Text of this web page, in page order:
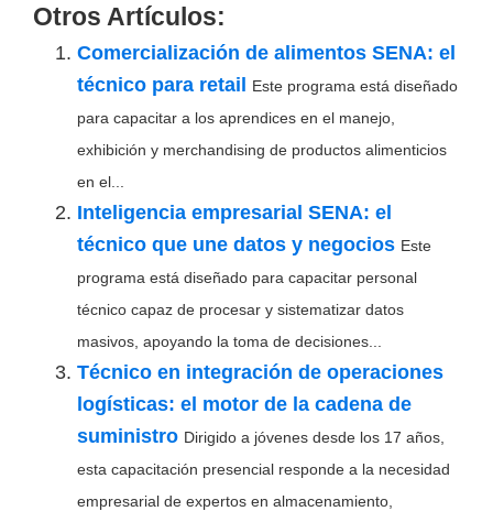
Otros Artículos:
Comercialización de alimentos SENA: el
técnico para retail Este programa está diseñado
para capacitar a los aprendices en el manejo,
exhibición y merchandising de productos alimenticios
en el...
Inteligencia empresarial SENA: el
técnico que une datos y negocios Este
programa está diseñado para capacitar personal
técnico capaz de procesar y sistematizar datos
masivos, apoyando la toma de decisiones...
Técnico en integración de operaciones
logísticas: el motor de la cadena de
suministro Dirigido a jóvenes desde los 17 años,
esta capacitación presencial responde a la necesidad
empresarial de expertos en almacenamiento,